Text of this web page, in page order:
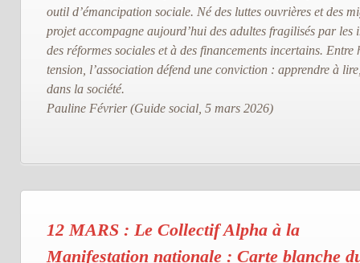
outil d’émancipation sociale. Né des luttes ouvrières et des
projet accompagne aujourd’hui des adultes fragilisés par les
des réformes sociales et à des financements incertains.
tension, l’association défend une conviction : apprendre à
dans la société.
Pauline Février (Guide social, 5 mars 2026)
12 MARS : Le Collectif Alpha à la
Manifestation nationale : Carte blanche